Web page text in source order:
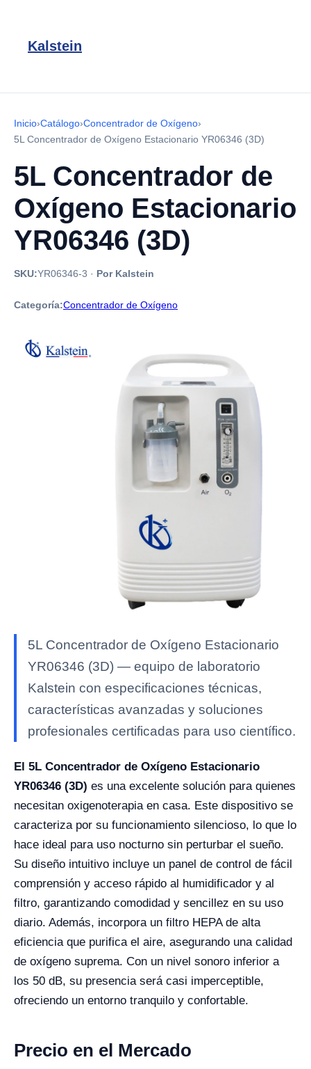
Kalstein
Inicio›Catálogo›Concentrador de Oxígeno›
5L Concentrador de Oxígeno Estacionario YR06346 (3D)
5L Concentrador de
Oxígeno Estacionario
YR06346 (3D)
SKU:YR06346-3 · Por Kalstein
Categoría:Concentrador de Oxígeno
5L Concentrador de Oxígeno Estacionario
YR06346 (3D) — equipo de laboratorio
Kalstein con especificaciones técnicas,
características avanzadas y soluciones
profesionales certificadas para uso científico.
El 5L Concentrador de Oxígeno Estacionario
YR06346 (3D) es una excelente solución para quienes
necesitan oxigenoterapia en casa. Este dispositivo se
caracteriza por su funcionamiento silencioso, lo que lo
hace ideal para uso nocturno sin perturbar el sueño.
Su diseño intuitivo incluye un panel de control de fácil
comprensión y acceso rápido al humidificador y al
filtro, garantizando comodidad y sencillez en su uso
diario. Además, incorpora un filtro HEPA de alta
eficiencia que purifica el aire, asegurando una calidad
de oxígeno suprema. Con un nivel sonoro inferior a
los 50 dB, su presencia será casi imperceptible,
ofreciendo un entorno tranquilo y confortable.
Precio en el Mercado